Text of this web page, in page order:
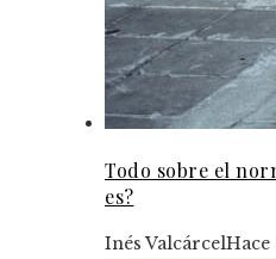
Todo sobre el
es?
Inés ValcárcelHace